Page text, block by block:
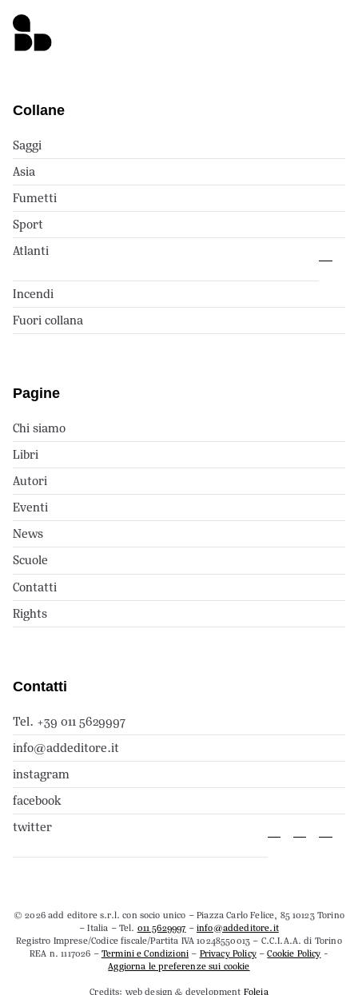
Collane
Saggi
Asia
Fumetti
Sport
Atlanti
Incendi
Fuori collana
Pagine
Chi siamo
Libri
Autori
Eventi
News
Scuole
Contatti
Rights
Contatti
Tel. +39 011 5629997
info@addeditore.it
instagram
facebook
twitter
© 2026 add editore s.r.l. con socio unico – Piazza Carlo Felice, 85 10123 Torino
– Italia – Tel. 011 5629997 –info@addeditore.it
Registro Imprese/Codice fiscale/Partita IVA 10248550013 – C.C.I.A.A. di Torino
REA n. 1117026 –Termini e Condizioni – Privacy Policy–Cookie Policy -
Aggiorna le preferenze sui cookie
Credits: web design & development Foleia